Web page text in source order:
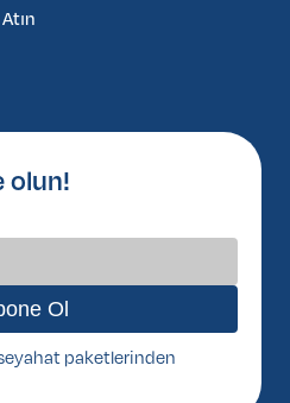
olun!
paketlerinden